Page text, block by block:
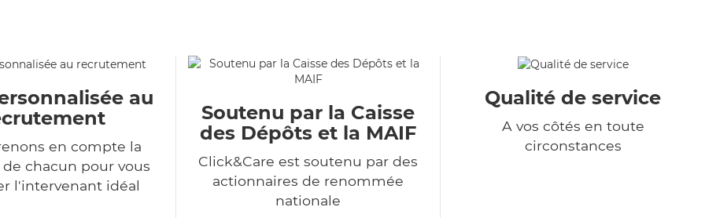
au
en compte la
chacun pour vous
l'intervenant idéal
Soutenu par la Caisse
des Dépôts et la MAIF
Click&Care est soutenu par des
actionnaires de renommée
nationale
Qualité de service
A vos côtés en toute
circonstances